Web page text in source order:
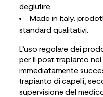
deglutire.
Made in Italy:
standard qualitativi.
L’uso regolare dei
per il post trapianto nei
immediatamente
trapianto di capelli,
supervisione del